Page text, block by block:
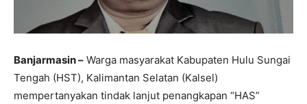
Banjarmasin – Warga masyarakat Kabupaten Hulu Sungai
Tengah (HST), Kalimantan Selatan (Kalsel)
mempertanyakan tindak lanjut penangkapan “HAS”